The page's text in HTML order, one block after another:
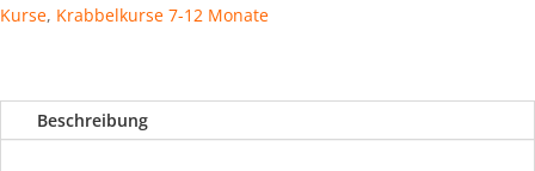
Kurse, Krabbelkurse 7-12 Monate
Beschreibung